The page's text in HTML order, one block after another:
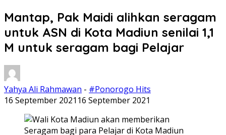
Mantap, Pak Maidi alihkan seragam
untuk ASN di Kota Madiun senilai 1,1
M untuk seragam bagi Pelajar
Yahya Ali Rahmawan - #Ponorogo Hits
16 September 2021 16 September 2021